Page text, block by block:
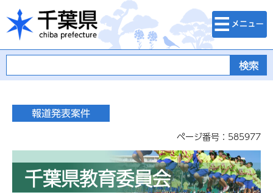
千葉県
検索・メニュ
ー
ページ番号：585977
千葉県教育委員会